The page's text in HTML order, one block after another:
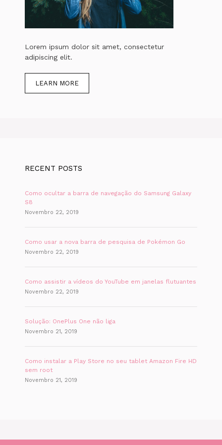
Lorem ipsum dolor sit amet, consectetur
adipiscing elit.
LEARN MORE
RECENT POSTS
Como ocultar a barra de navegação do Samsung Galaxy
S8
Novembro 22, 2019
Como usar a nova barra de pesquisa de Pokémon Go
Novembro 22, 2019
Como assistir a vídeos do YouTube em janelas flutuantes
Novembro 22, 2019
Solução: OnePlus One não liga
Novembro 21, 2019
Como instalar a Play Store no seu tablet Amazon Fire HD
sem root
Novembro 21, 2019